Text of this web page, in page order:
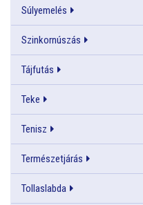
Súlyemelés
Szinkornúszás
Tájfutás
Teke
Tenisz
Természetjárás
Tollaslabda